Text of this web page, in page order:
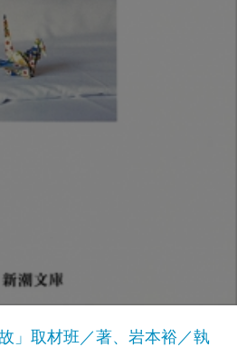
」取材班／著、岩本裕／執